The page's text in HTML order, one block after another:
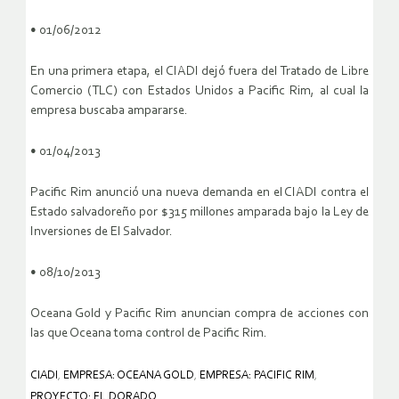
• 01/06/2012
En una primera etapa, el CIADI dejó fuera del Tratado de Libre
Comercio (TLC) con Estados Unidos a Pacific Rim, al cual la
empresa buscaba ampararse.
• 01/04/2013
Pacific Rim anunció una nueva demanda en el CIADI contra el
Estado salvadoreño por $315 millones amparada bajo la Ley de
Inversiones de El Salvador.
• 08/10/2013
Oceana Gold y Pacific Rim anuncian compra de acciones con
las que Oceana toma control de Pacific Rim.
CIADI , EMPRESA: OCEANA GOLD, EMPRESA: PACIFIC RIM ,